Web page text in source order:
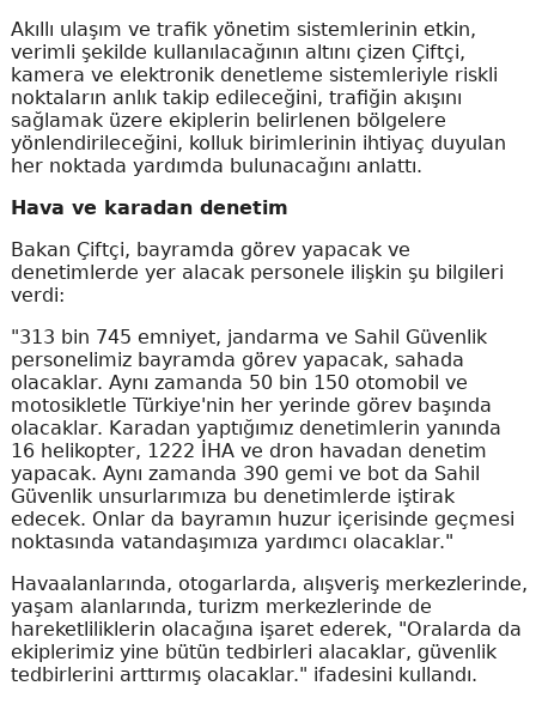
Akıllı ulaşım ve trafik yönetim sistemlerinin etkin,
verimli şekilde kullanılacağının altını çizen Çiftçi,
kamera ve elektronik denetleme sistemleriyle riskli
noktaların anlık takip edileceğini, trafiğin akışını
sağlamak üzere ekiplerin belirlenen bölgelere
yönlendirileceğini, kolluk birimlerinin ihtiyaç duyulan
her noktada yardımda bulunacağını anlattı.
Hava ve karadan denetim
Bakan Çiftçi, bayramda görev yapacak ve
denetimlerde yer alacak personele ilişkin şu bilgileri
verdi:
"313 bin 745 emniyet, jandarma ve Sahil Güvenlik
personelimiz bayramda görev yapacak, sahada
olacaklar. Aynı zamanda 50 bin 150 otomobil ve
motosikletle Türkiye'nin her yerinde görev başında
olacaklar. Karadan yaptığımız denetimlerin yanında
16 helikopter, 1222 İHA ve dron havadan denetim
yapacak. Aynı zamanda 390 gemi ve bot da Sahil
Güvenlik unsurlarımıza bu denetimlerde iştirak
edecek. Onlar da bayramın huzur içerisinde geçmesi
noktasında vatandaşımıza yardımcı olacaklar."
Havaalanlarında, otogarlarda, alışveriş merkezlerinde,
yaşam alanlarında, turizm merkezlerinde de
hareketliliklerin olacağına işaret ederek, "Oralarda da
ekiplerimiz yine bütün tedbirleri alacaklar, güvenlik
tedbirlerini arttırmış olacaklar." ifadesini kullandı.